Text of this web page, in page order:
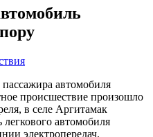
автомобиля
происшествие произошло
в селе Аргитамак
автомобиля
электропередач.